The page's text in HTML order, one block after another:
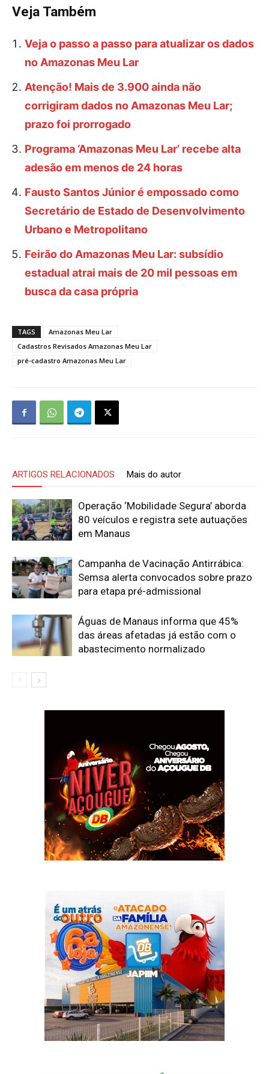
Veja Também
Veja o passo a passo para atualizar os dados
no Amazonas Meu Lar
Atenção! Mais de 3.900 ainda não
corrigiram dados no Amazonas Meu Lar;
prazo foi prorrogado
Programa ‘Amazonas Meu Lar’ recebe alta
adesão em menos de 24 horas
Fausto Santos Júnior é empossado como
Secretário de Estado de Desenvolvimento
Urbano e Metropolitano
Feirão do Amazonas Meu Lar: subsídio
estadual atrai mais de 20 mil pessoas em
busca da casa própria
TAGS
Amazonas Meu Lar
Cadastros Revisados Amazonas Meu Lar
pré-cadastro Amazonas Meu Lar
ARTIGOS RELACIONADOS Mais do autor
Operação ‘Mobilidade Segura’ aborda
80 veículos e registra sete autuações
em Manaus
Campanha de Vacinação Antirrábica:
Semsa alerta convocados sobre prazo
para etapa pré-admissional
Águas de Manaus informa que 45%
das áreas afetadas já estão com o
abastecimento normalizado